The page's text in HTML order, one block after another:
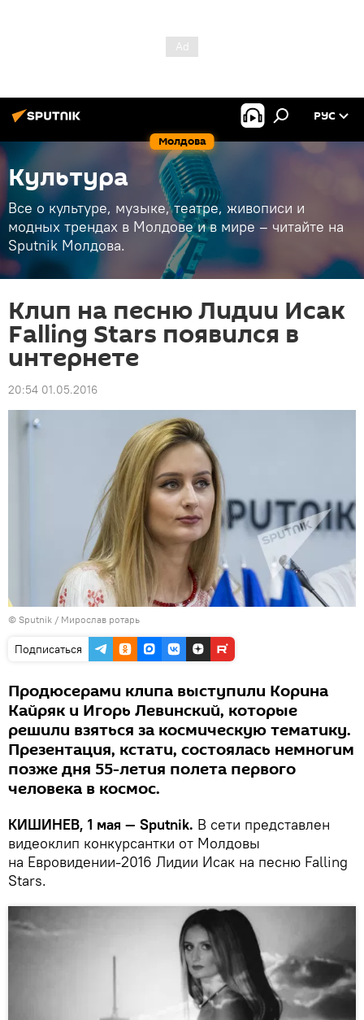
Молдова
РУС
Культура
Все о культуре, музыке, театре, живописи и
модных трендах в Молдове и в мире – читайте на
Sputnik Молдова.
Клип на песню Лидии Исак
Falling Stars появился в
интернете
20:54 01.05.2016
© Sputnik / Мирослав ротарь
Подписаться
Продюсерами клипа выступили Корина
Кайряк и Игорь Левинский, которые
решили взяться за космическую тематику.
Презентация, кстати, состоялась немногим
позже дня 55-летия полета первого
человека в космос.
КИШИНЕВ, 1 мая — Sputnik. В сети представлен
видеоклип конкурсантки от Молдовы
на Евровидении-2016 Лидии Исак на песню Falling
Stars.